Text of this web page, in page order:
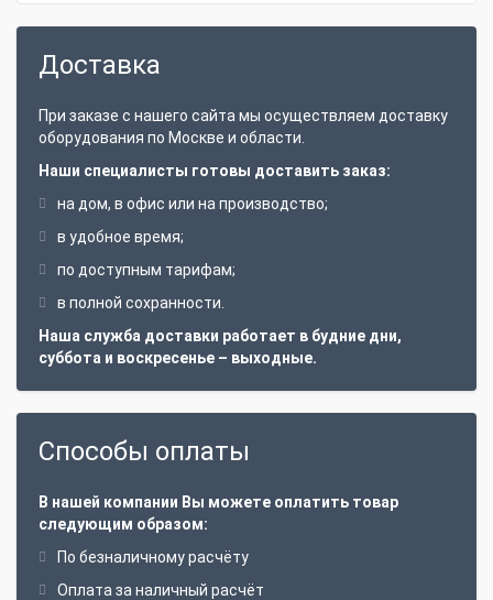
Доставка
При заказе с нашего сайта мы осуществляем доставку
оборудования по Москве и области.
Наши специалисты готовы доставить заказ:
на дом, в офис или на производство;
в удобное время;
по доступным тарифам;
в полной сохранности.
Наша служба доставки работает в будние дни,
суббота и воскресенье – выходные.
Способы оплаты
В нашей компании Вы можете оплатить товар
следующим образом:
По безналичному расчёту
Оплата за наличный расчёт